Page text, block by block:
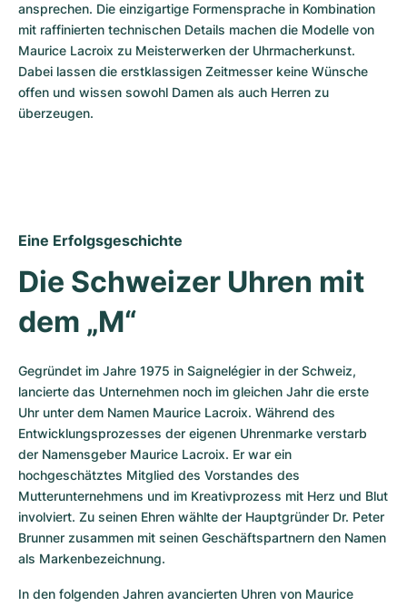
ansprechen. Die einzigartige Formensprache in Kombination
mit raffinierten technischen Details machen die Modelle von
Maurice Lacroix zu Meisterwerken der Uhrmacherkunst.
Dabei lassen die erstklassigen Zeitmesser keine Wünsche
offen und wissen sowohl Damen als auch Herren zu
überzeugen.
Eine Erfolgsgeschichte
Die Schweizer Uhren mit
dem „M“
Gegründet im Jahre 1975 in Saignelégier in der Schweiz,
lancierte das Unternehmen noch im gleichen Jahr die erste
Uhr unter dem Namen Maurice Lacroix. Während des
Entwicklungsprozesses der eigenen Uhrenmarke verstarb
der Namensgeber Maurice Lacroix. Er war ein
hochgeschätztes Mitglied des Vorstandes des
Mutterunternehmens und im Kreativprozess mit Herz und Blut
involviert. Zu seinen Ehren wählte der Hauptgründer Dr. Peter
Brunner zusammen mit seinen Geschäftspartnern den Namen
als Markenbezeichnung.
In den folgenden Jahren avancierten Uhren von Maurice